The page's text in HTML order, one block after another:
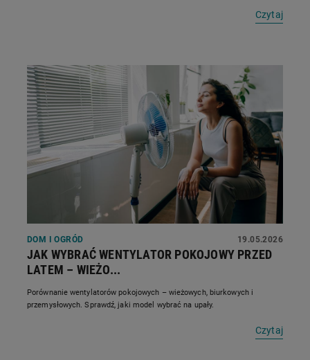
Czytaj
DOM I OGRÓD 19.05.2026
JAK WYBRAĆ WENTYLATOR POKOJOWY PRZED
LATEM – WIEŻO...
Porównanie wentylatorów pokojowych – wieżowych, biurkowych i
przemysłowych. Sprawdź, jaki model wybrać na upały.
Czytaj